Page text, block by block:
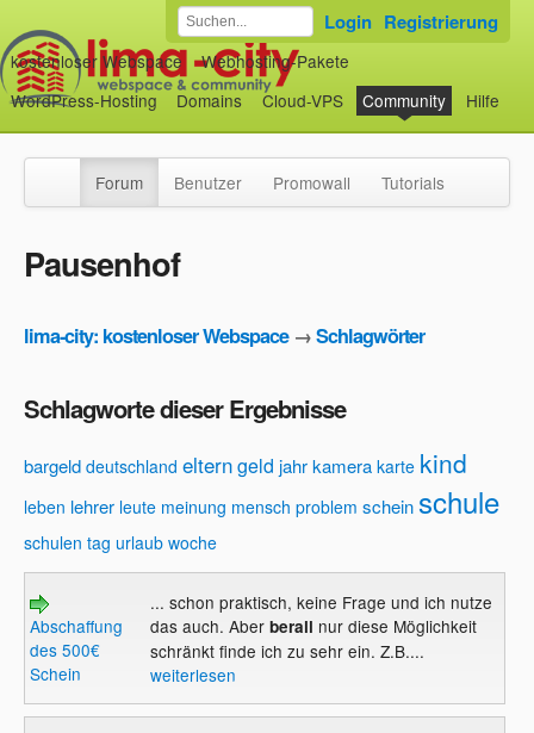
kostenloser Webspace
Webhosting-Pakete
WordPress-Hosting
Domains Cloud-VPS Community Hilfe
Login Registrierung
Forum Benutzer Promowall Tutorials
Pausenhof
lima-city: kostenloser Webspace→Schlagwörter
Schlagworte dieser Ergebnisse
bargeld deutschland elterngeld jahrkamera karte kind
leben lehrer leute meinung mensch problem schein schule
schulen tag urlaub woche
Abschaffung
des 500€
Schein
... schon praktisch, keine Frage und ich nutze
das auch. Aber berall nur diese Möglichkeit
schränkt finde ich zu sehr ein. Z.B....
weiterlesen